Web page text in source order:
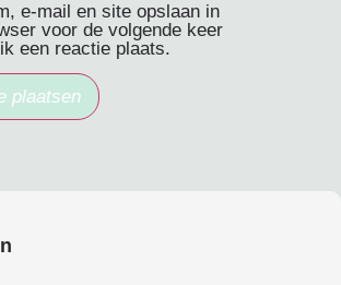
e-mail en site opslaan in
voor de volgende keer
een reactie plaats.